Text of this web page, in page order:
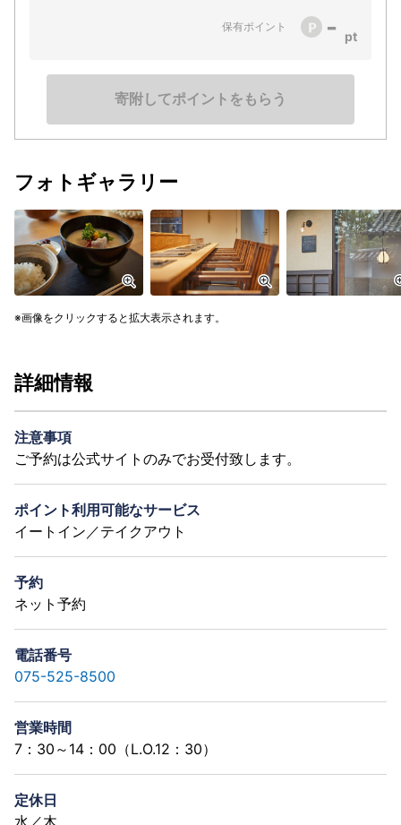
保有ポイント -
寄附してポイントをもらう
フォトギャラリー
画像をクリックすると拡大表示されます。
詳細情報
注意事項
ご予約は公式サイトのみでお受付致します。
ポイント利用可能なサービス
イートイン／テイクアウト
予約
ネット予約
電話番号
075-525-8500
営業時間
7：30～14：00（L.O.12：30）
定休日
水／木